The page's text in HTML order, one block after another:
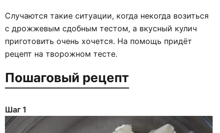
Случаются такие ситуации, когда некогда возиться
с дрожжевым сдобным тестом, а вкусный кулич
приготовить очень хочется. На помощь придёт
рецепт на творожном тесте.
Пошаговый рецепт
Шаг 1